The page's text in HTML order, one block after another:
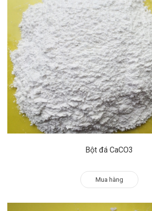
Bột đá CaCO3
Mua hàng